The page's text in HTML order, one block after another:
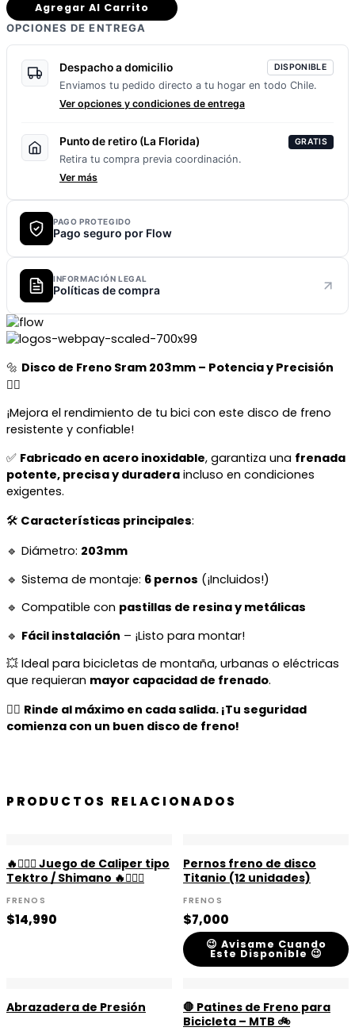
Agregar Al Carrito
OPCIONES DE ENTREGA
Despacho a domicilio DISPONIBLE
Enviamos tu pedido directo a tu hogar en todo Chile.
Ver opciones y condiciones de entrega
Punto de retiro (La Florida) GRATIS
Retira tu compra previa coordinación.
Ver más
PAGO PROTEGIDO
Pago seguro por Flow
INFORMACIÓN LEGAL
Políticas de compra
🔩 Disco de Freno Sram 203mm – Potencia y Precisión
🚴‍♂️
¡Mejora el rendimiento de tu bici con este disco de freno
resistente y confiable!
✅ Fabricado en acero inoxidable, garantiza una frenada
potente, precisa y duradera incluso en condiciones
exigentes.
🛠️ Características principales:
🔹 Diámetro: 203mm
🔹 Sistema de montaje: 6 pernos (¡Incluidos!)
🔹 Compatible con pastillas de resina y metálicas
🔹 Fácil instalación – ¡Listo para montar!
💥 Ideal para bicicletas de montaña, urbanas o eléctricas
que requieran mayor capacidad de frenado.
🚴‍♀️ Rinde al máximo en cada salida. ¡Tu seguridad
comienza con un buen disco de freno!
PRODUCTOS RELACIONADOS
🔥🚵🏻‍♀️ Juego de Caliper tipo
Tektro / Shimano 🔥🚵🏻‍♀️
FRENOS
$14,990
Pernos freno de disco
Titanio (12 unidades)
FRENOS
$7,000
😉 Avisame Cuando
Este Disponible 😉
Abrazadera de Presión
🛑 Patines de Freno para
Bicicleta – MTB 🚲